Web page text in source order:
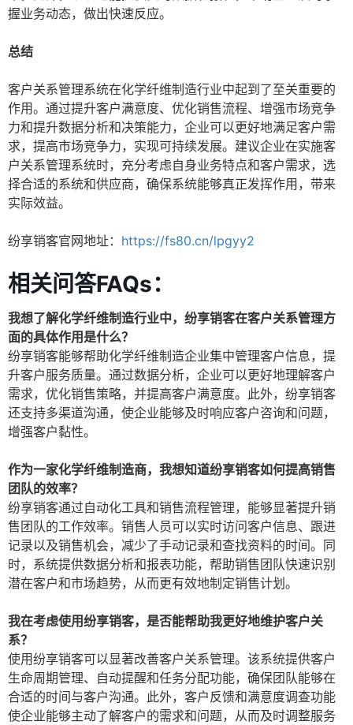
握业务动态，做出快速反应。
总结
客户关系管理系统在化学纤维制造行业中起到了至关重要的
作用。通过提升客户满意度、优化销售流程、增强市场竞争
力和提升数据分析和决策能力，企业可以更好地满足客户需
求，提高市场竞争力，实现可持续发展。建议企业在实施客
户关系管理系统时，充分考虑自身业务特点和客户需求，选
择合适的系统和供应商，确保系统能够真正发挥作用，带来
实际效益。
纷享销客官网地址： https://fs80.cn/lpgyy2
相关问答FAQs：
我想了解化学纤维制造行业中，纷享销客在客户关系管理方
面的具体作用是什么？
纷享销客能够帮助化学纤维制造企业集中管理客户信息，提
升客户服务质量。通过数据分析，企业可以更好地理解客户
需求，优化销售策略，并提高客户满意度。此外，纷享销客
还支持多渠道沟通，使企业能够及时响应客户咨询和问题，
增强客户黏性。
作为一家化学纤维制造商，我想知道纷享销客如何提高销售
团队的效率？
纷享销客通过自动化工具和销售流程管理，能够显著提升销
售团队的工作效率。销售人员可以实时访问客户信息、跟进
记录以及销售机会，减少了手动记录和查找资料的时间。同
时，系统提供数据分析和报表功能，帮助销售团队快速识别
潜在客户和市场趋势，从而更有效地制定销售计划。
我在考虑使用纷享销客，是否能帮助我更好地维护客户关
系？
使用纷享销客可以显著改善客户关系管理。该系统提供客户
生命周期管理、自动提醒和任务分配功能，确保团队能够在
合适的时间与客户沟通。此外，客户反馈和满意度调查功能
使企业能够主动了解客户的需求和问题，从而及时调整服务